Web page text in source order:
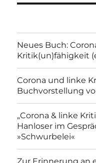
Neues Buch:
Kritik(un)fähigkeit
Corona und linke
Buchvorstellung
„Corona & linke
Hanloser im
»Schwurbelei«